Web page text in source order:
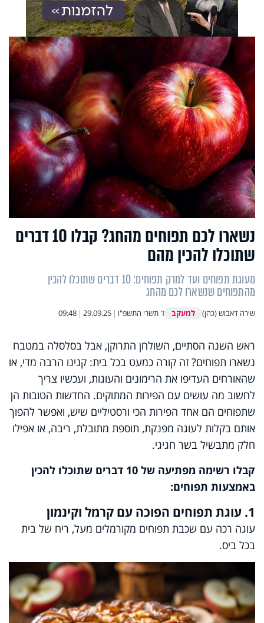
נשארו לכם תפוחים מהחג? קבלו 10 דברים
שתוכלו להכין מהם
מעוגת תפוחים ועד למרק תפוחים: 10 דברים שתוכלו להכין
מהתפוחים שנשארו לכם מהחג
שירה דאבוש (כהן) למעקב ז' תשרי התשפ"ו |
29.09.25
|
09:48
ראש השנה הסתיים, השולחן התרוקן, אבל בסלסלה במטבח
נשארו תפוחים? זה קורה כמעט בכל בית: קנינו הרבה מדי, או
שהאורחים העדיפו את הרימונים והעוגות, ועכשיו צריך
לחשוב מה עושים עם הפירות המתוקים. החדשות הטובות הן
שתפוחים הם אחד הפירות הכי ורסטיליים שיש, ואפשר להפוך
אותם בקלות לעוגה מפנקת, תוספת מתובלת, ריבה, או אפילו
חלק מתבשיל בשר חגיגי.
קבלו רשימה מפתיעה של 10 דברים שתוכלו להכין
באמצעות תפוחים:
1. עוגת תפוחים הפוכה עם קרמל וקינמון
עוגה רכה עם שכבת תפוחים מקורמלים מעל, ריח של בית
בכל ביס.